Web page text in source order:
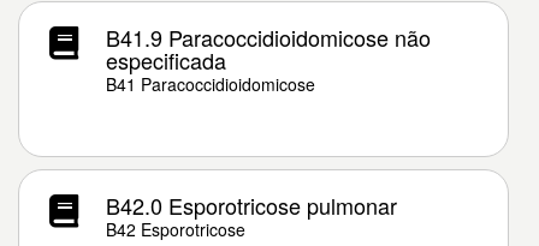
B41.9 Paracoccidioidomicose não
especificada
B41 Paracoccidioidomicose
B42.0 Esporotricose pulmonar
B42 Esporotricose